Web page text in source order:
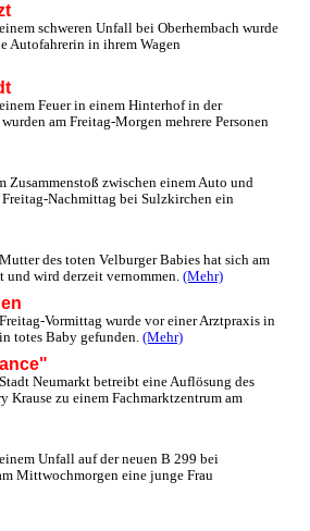
schweren Unfall bei Oberhembach wurde
Autofahrerin in ihrem Wagen
Feuer in einem Hinterhof in der
am Freitag-Morgen mehrere Personen
Zusammenstoß zwischen einem Auto und
Freitag-Nachmittag bei Sulzkirchen ein
des toten Velburger Babies hat sich am
wird derzeit vernommen. (Mehr)
Vormittag wurde vor einer Arztpraxis in
totes Baby gefunden. (Mehr)
Neumarkt betreibt eine Auflösung des
Krause zu einem Fachmarktzentrum am
Unfall auf der neuen B 299 bei
Mittwochmorgen eine junge Frau